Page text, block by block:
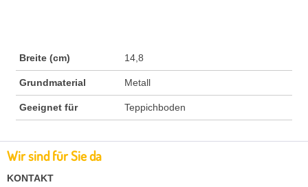
Breite (cm) 14,8
Grundmaterial Metall
Geeignet für Teppichboden
Wir sind für Sie da
KONTAKT